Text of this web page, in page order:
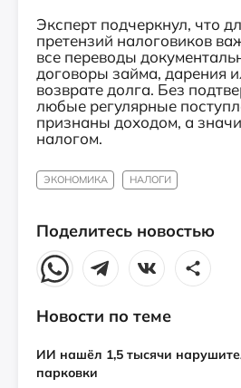
Эксперт подчеркнул, что
претензий налоговиков
все переводы
договоры займа, дарения
возврате долга. Без
любые регулярные
признаны доходом, а
налогом.
ЭКОНОМИКА НАЛОГИ
Поделитесь новостью
Новости по теме
ИИ нашёл 1,5 тысячи
парковки